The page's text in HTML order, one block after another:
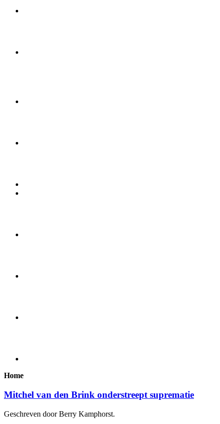
Home
Mitchel van den Brink onderstreept suprematie
Geschreven door Berry Kamphorst.